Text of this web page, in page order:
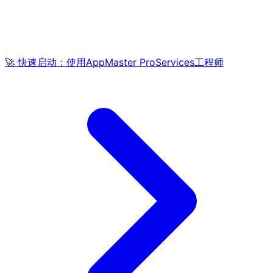
🚀 快速启动：使用AppMaster ProServices工程师